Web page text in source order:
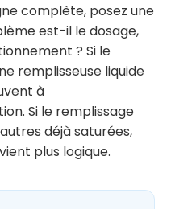
complète, posez une
est-il le dosage,
? Si le
remplisseuse liquide
à
Si le remplissage
déjà saturées,
plus logique.